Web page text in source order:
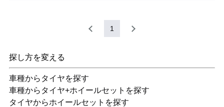
1
探し方を変える
車種からタイヤを探す
車種からタイヤ+ホイールセットを探す
タイヤからホイールセットを探す